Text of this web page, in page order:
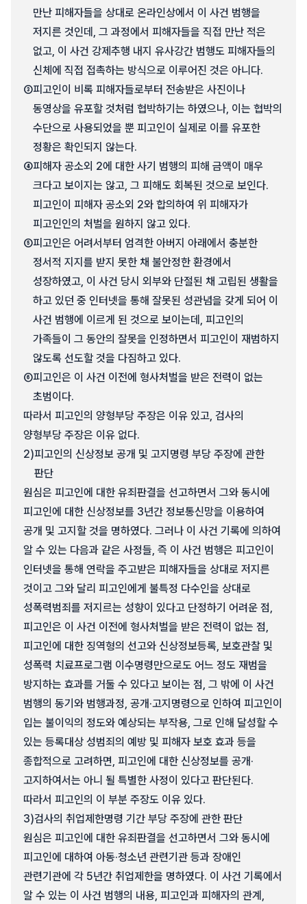
만난 피해자들을 상대로 온라인상에서 이 사건 범행을
저지른 것인데, 그 과정에서 피해자들을 직접 만난 적은
없고, 이 사건 강제추행 내지 유사강간 범행도 피해자들의
신체에 직접 접촉하는 방식으로 이루어진 것은 아니다.
③피고인이 비록 피해자들로부터 전송받은 사진이나
동영상을 유포할 것처럼 협박하기는 하였으나, 이는 협박의
수단으로 사용되었을 뿐 피고인이 실제로 이를 유포한
정황은 확인되지 않는다.
④피해자 공소외 2에 대한 사기 범행의 피해 금액이 매우
크다고 보이지는 않고, 그 피해도 회복된 것으로 보인다.
피고인이 피해자 공소외 2와 합의하여 위 피해자가
피고인인의 처벌을 원하지 않고 있다.
⑤피고인은 어려서부터 엄격한 아버지 아래에서 충분한
정서적 지지를 받지 못한 채 불안정한 환경에서
성장하였고, 이 사건 당시 외부와 단절된 채 고립된 생활을
하고 있던 중 인터넷을 통해 잘못된 성관념을 갖게 되어 이
사건 범행에 이르게 된 것으로 보이는데, 피고인의
가족들이 그 동안의 잘못을 인정하면서 피고인이 재범하지
않도록 선도할 것을 다짐하고 있다.
⑥피고인은 이 사건 이전에 형사처벌을 받은 전력이 없는
초범이다.
따라서 피고인의 양형부당 주장은 이유 있고, 검사의
양형부당 주장은 이유 없다.
2)피고인의 신상정보 공개 및 고지명령 부당 주장에 관한
판단
원심은 피고인에 대한 유죄판결을 선고하면서 그와 동시에
피고인에 대한 신상정보를 3년간 정보통신망을 이용하여
공개 및 고지할 것을 명하였다. 그러나 이 사건 기록에 의하여
알 수 있는 다음과 같은 사정들, 즉 이 사건 범행은 피고인이
인터넷을 통해 연락을 주고받은 피해자들을 상대로 저지른
것이고 그와 달리 피고인에게 불특정 다수인을 상대로
성폭력범죄를 저지르는 성향이 있다고 단정하기 어려운 점,
피고인은 이 사건 이전에 형사처벌을 받은 전력이 없는 점,
피고인에 대한 징역형의 선고와 신상정보등록, 보호관찰 및
성폭력 치료프로그램 이수명령만으로도 어느 정도 재범을
방지하는 효과를 거둘 수 있다고 보이는 점, 그 밖에 이 사건
범행의 동기와 범행과정, 공개·고지명령으로 인하여 피고인이
입는 불이익의 정도와 예상되는 부작용, 그로 인해 달성할 수
있는 등록대상 성범죄의 예방 및 피해자 보호 효과 등을
종합적으로 고려하면, 피고인에 대한 신상정보를 공개·
고지하여서는 아니 될 특별한 사정이 있다고 판단된다.
따라서 피고인의 이 부분 주장도 이유 있다.
3)검사의 취업제한명령 기간 부당 주장에 관한 판단
원심은 피고인에 대한 유죄판결을 선고하면서 그와 동시에
피고인에 대하여 아동·청소년 관련기관 등과 장애인
관련기관에 각 5년간 취업제한을 명하였다. 이 사건 기록에서
알 수 있는 이 사건 범행의 내용, 피고인과 피해자의 관계,